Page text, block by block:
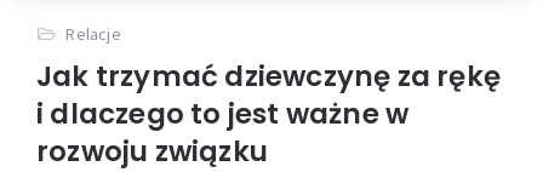
Relacje
Jak trzymać dziewczynę za rękę
i dlaczego to jest ważne w
rozwoju związku